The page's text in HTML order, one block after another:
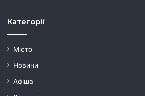
Категорії
Місто
Новини
Афіша